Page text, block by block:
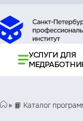
УСЛУГИ ДЛЯ
📙 Каталог